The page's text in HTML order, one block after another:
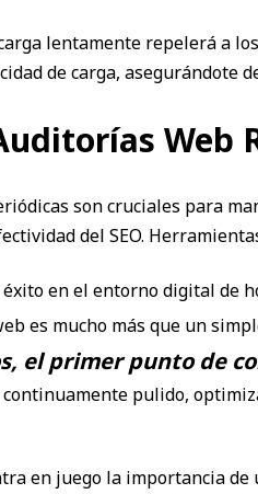
lentamente repelerá a
de carga, asegurándote
Web
son cruciales para
del SEO.
en el entorno digital de
es mucho más que un
el primer punto de
pulido,
en juego la importancia